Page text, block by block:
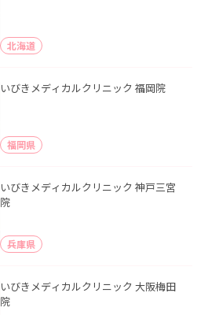
北海道
いびきメディカルクリニック 福岡院
福岡県
いびきメディカルクリニック 神戸三宮
院
兵庫県
いびきメディカルクリニック 大阪梅田
院